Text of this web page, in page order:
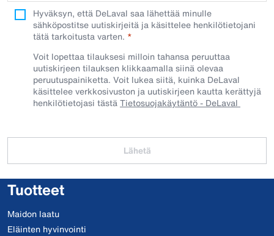
Hyväksyn, että DeLaval saa lähettää minulle
sähköpostitse uutiskirjeitä ja käsittelee henkilötietojani
tätä tarkoitusta varten.
Voit lopettaa tilauksesi milloin tahansa peruuttaa
uutiskirjeen tilauksen klikkaamalla siinä olevaa
peruutuspainiketta. Voit lukea siitä, kuinka DeLaval
käsittelee verkkosivuston ja uutiskirjeen kautta kerättyjä
henkilötietojasi tästäTietosuojakäytäntö - DeLaval
Lähetä
Tuotteet
Maidon laatu
Eläinten hyvinvointi